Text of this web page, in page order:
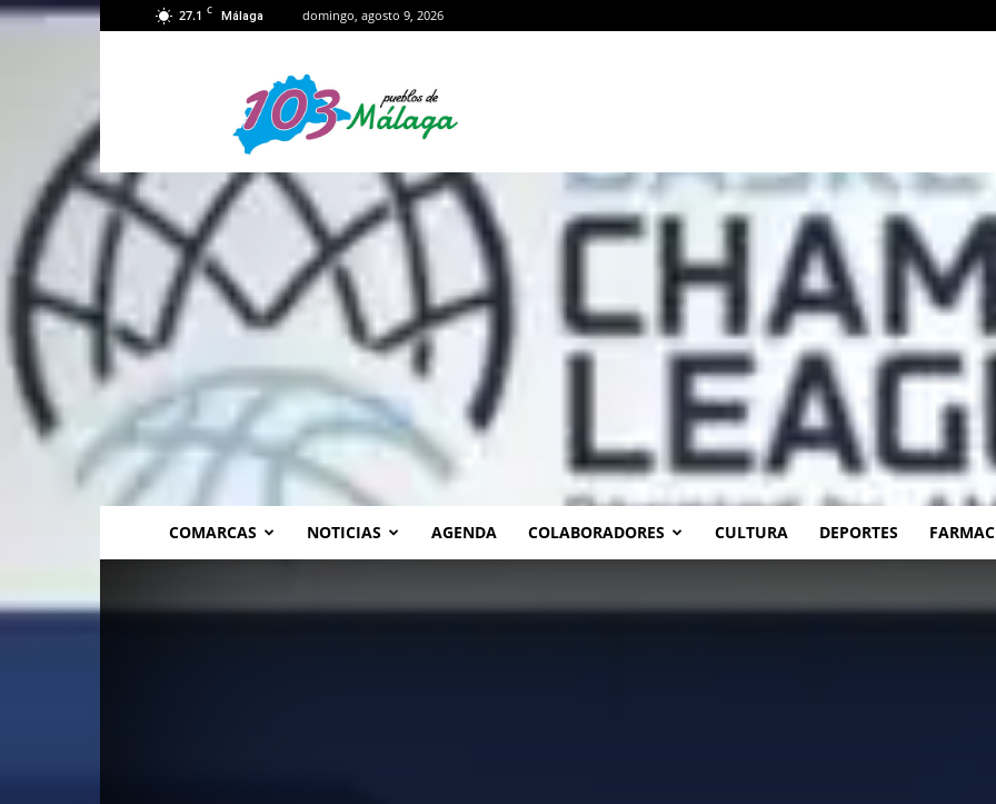
27.1 C Málaga domingo, agosto 9, 2026
Málaga
COMARCAS NOTICIAS AGENDA COLABORADORES CULTURA DEPORTES